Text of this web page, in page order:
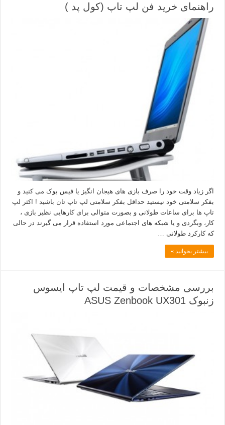
راهنمای خرید فن لپ تاپ (کول پد )
اگر زیاد وقت خود را صرف بازی های هیجان انگیز یا فیس بوک می کنید و
بفکر سلامتی خود نیستید حداقل بفکر سلامتی لپ تاپ تان باشید ! اکثر لپ
تاپ ها برای ساعات طولانی و بصورت متوالی برای کارهایی نظیر بازی ،
کار، وبگردی و یا شبکه های اجتماعی مورد استفاده قرار می گیرند در حالی
که کارکرد طولانی …
بیشتر بخوانید »
بررسی مشخصات و قیمت لپ تاپ ایسوس
زنبوک ASUS Zenbook UX301